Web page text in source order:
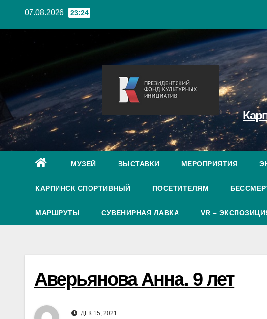
07.08.2026 23:24
МУЗЕЙ ВЫСТАВКИ МЕРОПРИЯТИЯ
КАРПИНСК СПОРТИВНЫЙ ПОСЕТИТЕЛЯМ
МАРШРУТЫ СУВЕНИРНАЯ ЛАВКА VR –
Аверьянова Анна. 9 лет
ДЕК 15, 2021